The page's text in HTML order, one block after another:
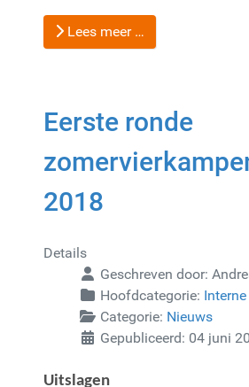
Lees meer …
Eerste ronde
2018
Details
Geschreven door:
Hoofdcategorie:
Categorie: Nieuws
Gepubliceerd: 04 juni
Uitslagen